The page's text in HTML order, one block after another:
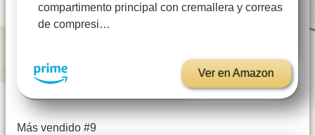
compartimento principal con cremallera y correas
de compresi…
Ver en Amazon
Más vendido #9